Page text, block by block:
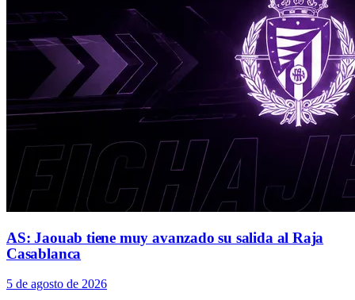
AS: Jaouab tiene muy avanzado su salida al Raja
Casablanca
5 de agosto de 2026